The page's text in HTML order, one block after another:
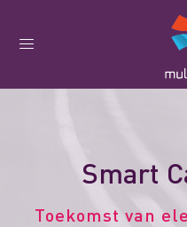
Smart
Toekomst van elektrisch, connected,